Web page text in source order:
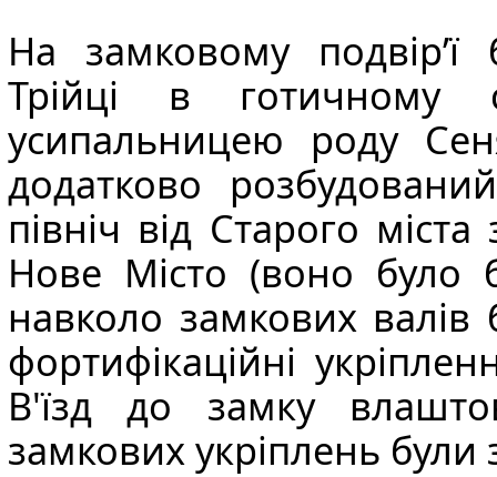
На замковому
Трійці в готичному
усипальницею роду
додатково
північ від Старого
Нове Місто (воно було
навколо замкових валів
фортифікаційні
В'їзд до замку
замкових укріплень